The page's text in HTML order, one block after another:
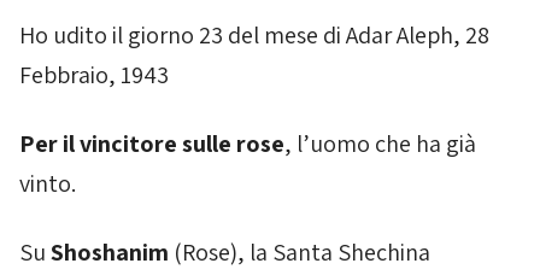
Ho udito il giorno 23 del mese di Adar Aleph, 28
Febbraio, 1943
Per il vincitore sulle rose, l’uomo che ha già
vinto.
SuShoshanim (Rose), la Santa Shechina